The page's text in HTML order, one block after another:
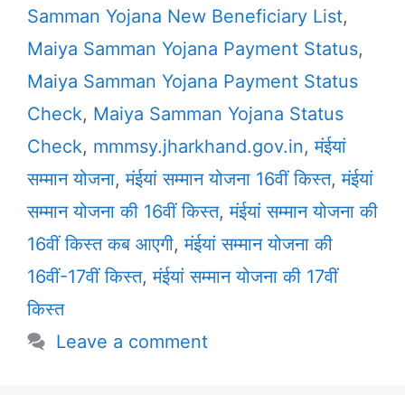
Samman Yojana New Beneficiary List,
Maiya Samman Yojana Payment Status,
Maiya Samman Yojana Payment Status
Check, Maiya Samman Yojana Status
Check, mmmsy.jharkhand.gov.in,मंईयां
सम्मान योजना,मंईयां सम्मान योजना 16वीं किस्त,मंईयां
सम्मान योजना की 16वीं किस्त,मंईयां सम्मान योजना की
16वीं किस्त कब आएगी,मंईयां सम्मान योजना की
16वीं-17वीं किस्त,मंईयां सम्मान योजना की 17वीं
किस्त
Leave a comment